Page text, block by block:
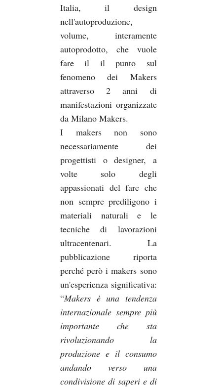
Italia, il design
nell'autoproduzione,
volume, interamente
autoprodotto, che vuole
fare il il punto sul
fenomeno dei Makers
attraverso 2 anni di
manifestazioni organizzate
da Milano Makers.
I makers non sono
necessariamente dei
progettisti o designer, a
volte solo degli
appassionati del fare che
non sempre prediligono i
materiali naturali e le
tecniche di lavorazioni
ultracentenari. La
pubblicazione riporta
perché però i makers sono
un'esperienza significativa:
“Makers è una tendenza
internazionale sempre più
importante che sta
rivoluzionando la
produzione e il consumo
andando verso una
condivisione di saperi e di